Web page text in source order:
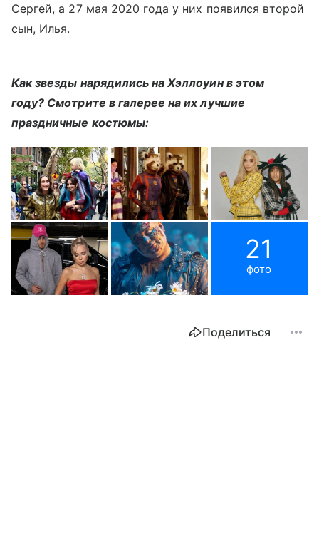
Сергей, а 27 мая 2020 года у них появился второй
сын, Илья.
Как звезды нарядились на Хэллоуин в этом
году? Смотрите в галерее на их лучшие
праздничные костюмы:
21
фото
Поделиться